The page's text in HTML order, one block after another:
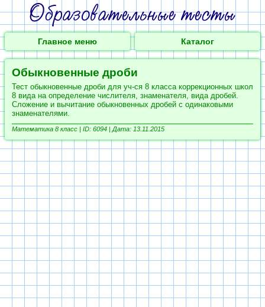
Главное меню Каталог
Обыкновенные дроби
Тест обыкновенные дроби для уч-ся 8 класса коррекционных школ
8 вида на определение числителя, знаменателя, вида дробей.
Сложение и вычитание обыкновенных дробей с одинаковыми
знаменателями.
Математика 8 класс | ID: 6094 | Дата: 13.11.2015